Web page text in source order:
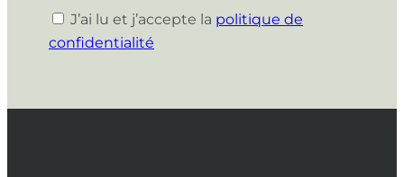
J’ai lu et j’accepte la politique de
confidentialité